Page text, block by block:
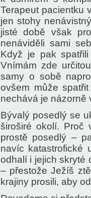
Terapeut pacientku
jen stohy
jisté době však
nenáviděli sami
Když je pak
Vnímám zde
samy o sobě
ovšem může
nechává je názorně
Bývalý posedlý se
široširé okolí. Proč
prostě posedlý –
navíc katastrofické
odhalí i jejich skryté
– přestože Ježíš
krajiny prosili, aby